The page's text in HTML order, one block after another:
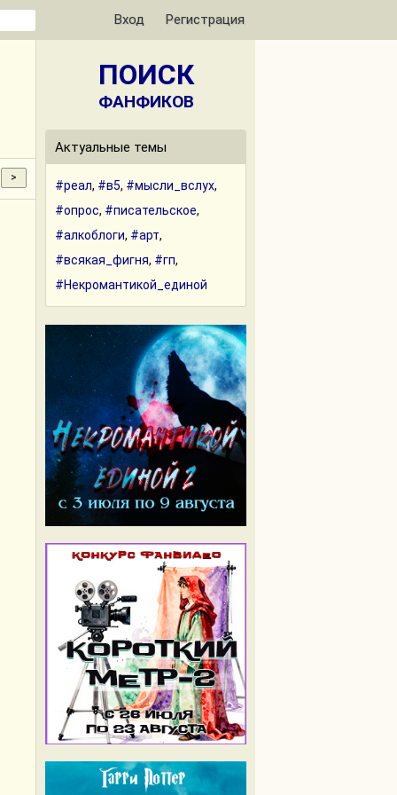
Вход Регистрация
ПОИСК
ФАНФИКОВ
Актуальные темы
#реал, #в5, #мысли_вслух,
#опрос, #писательское,
#алкоблоги, #арт,
#всякая_фигня, #гп,
#Некромантикой_единой